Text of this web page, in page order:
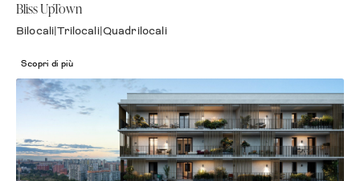
Bliss UpTown
Bilocali|Trilocali|Quadrilocali
Scopri di più